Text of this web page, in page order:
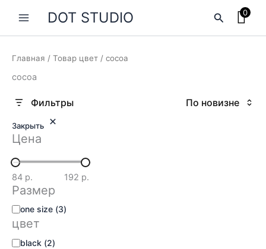
содержимомуDOT STUDIO Поиск0
Главная / Товар цвет / cocoa
cocoa
Закрыть
Цена
84 р. 192 р.
Размер
размер
one size (3)
цвет
цветblack (2)